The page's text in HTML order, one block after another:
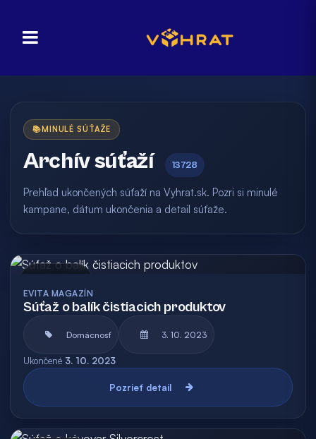
📚 MINULÉ SÚŤAŽE
Archív súťaží 13728
Prehľad ukončených súťaží na Vyhrat.sk. Pozri si minulé
kampane, dátum ukončenia a detail súťaže.
EVITA MAGAZÍN
Súťaž o balík čistiacich produktov
Domácnosť 3. 10. 2023
Ukončené 3. 10. 2023
Pozrieť detail